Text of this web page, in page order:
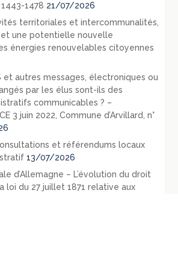
1443-1478 21/07/2026
territoriales et intercommunalités,
une potentielle nouvelle
énergies renouvelables citoyennes
et autres messages, électroniques ou
par les élus sont-ils des
communicables ? –
3 juin 2022, Commune d’Arvillard, n°
et référendums locaux
13/07/2026
d’Allemagne – L’évolution du droit
loi du 27 juillet 1871 relative aux